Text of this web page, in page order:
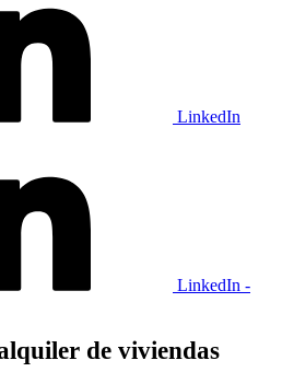
LinkedIn
LinkedIn -
de viviendas